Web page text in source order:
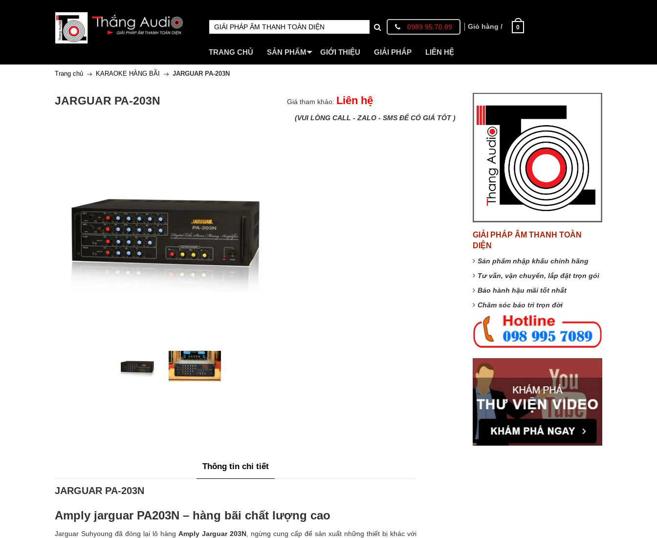
0989.95.70.89 Giỏ hàng / 0
TRANG CHỦ SẢN PHẨM GIỚI THIỆU GIẢI PHÁP LIÊN HỆ
Trang chủ KARAOKE HÀNG BÃI JARGUAR PA-203N
JARGUAR PA-203N Giá tham khảo: Liên hệ
(VUI LÒNG CALL - ZALO - SMS ĐỂ CÓ GIÁ TỐT )
GIẢI PHÁP ÂM THANH TOÀN
DIỆN
Sản phẩm nhập khẩu chính hãng
Tư vấn, vận chuyển, lắp đặt trọn gói
Bảo hành hậu mãi tốt nhất
Chăm sóc bảo trì trọn đời
Thông tin chi tiết
JARGUAR PA-203N
Amply jarguar PA203N – hàng bãi chất lượng cao
Jarguar Suhyoung đã đóng lại lô hàng Amply Jarguar 203N , ngừng cung cấp để sản xuất những thiết bị khác với